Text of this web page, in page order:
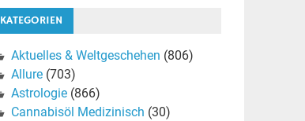
KATEGORIEN
Aktuelles & Weltgeschehen (806)
Allure(703)
Astrologie(866)
Cannabisöl Medizinisch (30)